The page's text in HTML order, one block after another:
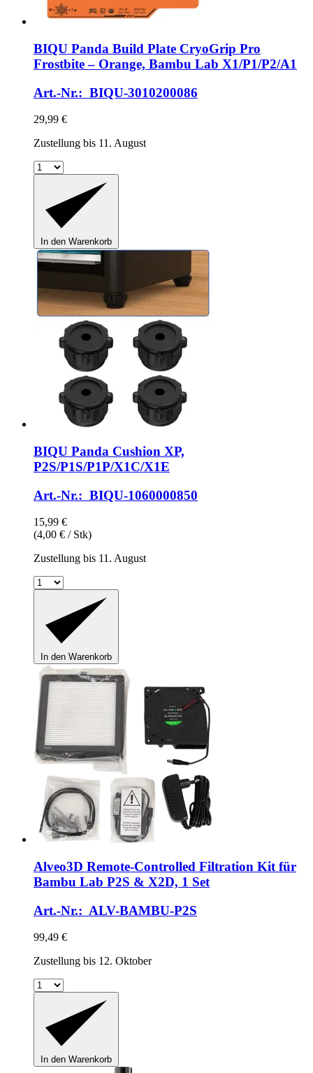
BIQU Panda Build Plate CryoGrip Pro
Frostbite – Orange, Bambu Lab X1/P1/P2/A1
Art.-Nr.: BIQU-3010200086
29,99 €
Zustellung bis 11. August
In den Warenkorb
BIQU Panda Cushion XP,
P2S/P1S/P1P/X1C/X1E
Art.-Nr.: BIQU-1060000850
15,99 €
(4,00 € / Stk)
Zustellung bis 11. August
In den Warenkorb
Alveo3D Remote-​Controlled Filtration Kit für
Bambu Lab P2S & X2D, 1 Set
Art.-Nr.: ALV-BAMBU-P2S
99,49 €
Zustellung bis 12. Oktober
In den Warenkorb